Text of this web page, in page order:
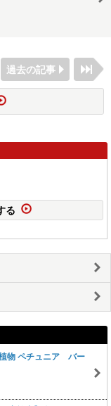
過去の記事
る
物 ペチュニア バー